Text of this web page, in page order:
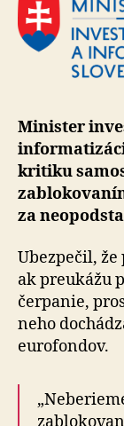
Minister
kritiku
za
Ubezpečil,
ak preukážu
čerpanie,
neho
eurofondov.